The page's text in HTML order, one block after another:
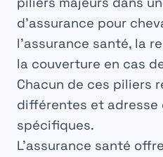
d’assurance pour
l’assurance santé, la
la couverture en cas
Chacun de ces piliers
différentes et adresse
spécifiques.
L’assurance santé